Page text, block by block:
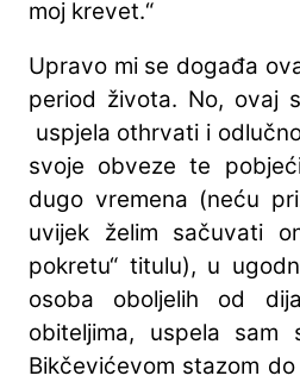
moj krevet.“
Upravo mi se događa
period života. No, ovaj
uspjela othrvati i
svoje obveze te
dugo vremena (neću
uvijek želim sačuvati
pokretu“ titulu), u
osoba oboljelih od
obiteljima, uspela sam
Bikčevićevom stazom